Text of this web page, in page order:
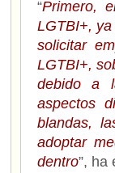
“Primero,
LGTBI+,
solicitar
LGTBI+,
debido a
aspectos
blandas,
adoptar
dentro”, ha